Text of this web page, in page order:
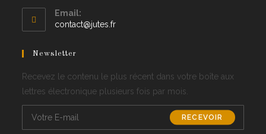
Email:
contact@jutes.frOpens
Newsletter
Recevez le contenu le plus récent dans votre boîte aux
lettres électronique plusieurs fois par mois.
RECEVOIR